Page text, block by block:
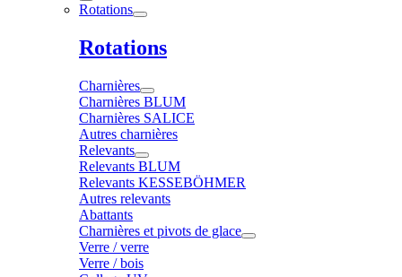
Rotations
Rotations
Charnières
Charnières BLUM
Charnières SALICE
Autres charnières
Relevants
Relevants BLUM
Relevants KESSEBÖHMER
Autres relevants
Abattants
Charnières et pivots de glace
Verre / verre
Verre / bois